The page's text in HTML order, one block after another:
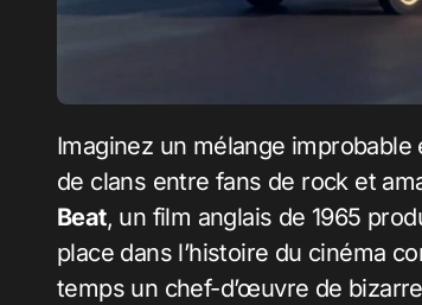
Imaginez un mélange improbable
de clans entre fans de rock et
Beat, un film anglais de 1965
place dans l’histoire du cinéma
temps un chef-d’œuvre de